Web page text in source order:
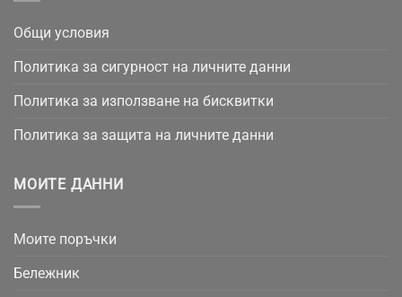
Общи условия
Политика за сигурност на личните данни
Политика за използване на бисквитки
Политика за защита на личните данни
МОИТЕ ДАННИ
Моите поръчки
Бележник